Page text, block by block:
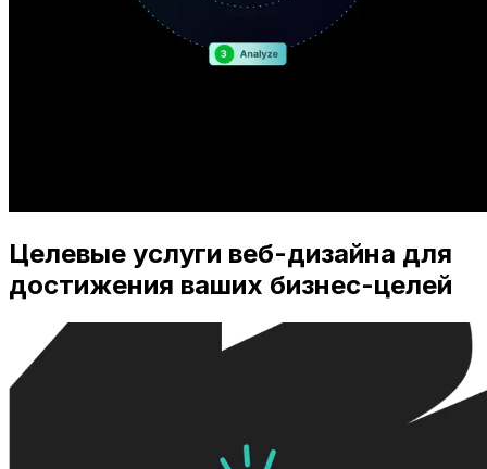
Целевые услуги веб-дизайна для
достижения ваших бизнес-целей